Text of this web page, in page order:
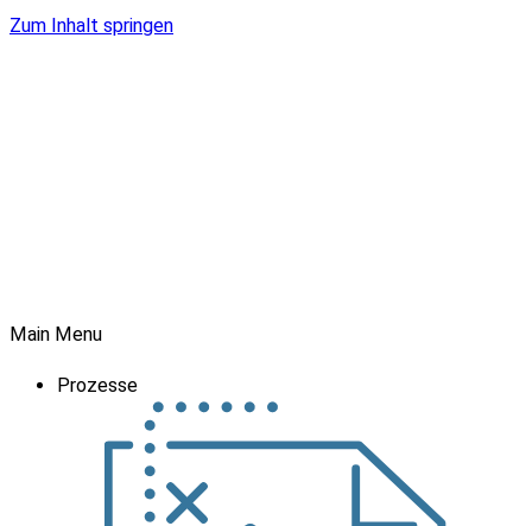
Zum Inhalt springen
Main Menu
Prozesse